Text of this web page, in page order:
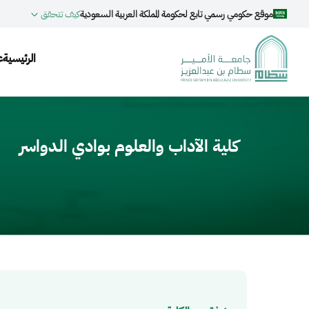
تجاوز إلى المحتوى الرئيسي
موقع حكومي رسمي تابع لحكومة المملكة العربية السعوديةكيف تتحقق
الرئيسية
كلية الآداب والعلوم بوادي الدواسر